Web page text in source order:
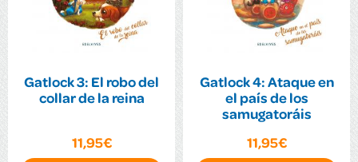
Gatlock 3: El robo del
collar de la reina
11,95€
Gatlock 4: Ataque en
el país de los
samugatoráis
11,95€